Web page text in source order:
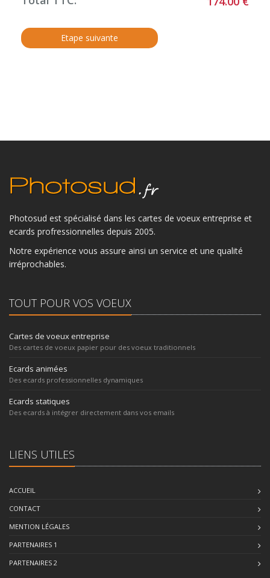
Photosud est spécialisé dans les cartes de voeux entreprise et
ecards profressionnelles depuis 2005.
Notre expérience vous assure ainsi un service et une qualité
irréprochables.
TOUT POUR VOS VOEUX
Cartes de voeux entreprise
Des cartes de voeux papier pour des voeux traditionnels
Ecards animées
Des ecards professionnelles dynamiques
Ecards statiques
Des ecards à intégrer directement dans vos emails
LIENS UTILES
ACCUEIL
CONTACT
MENTION LÉGALES
PARTENAIRES 1
PARTENAIRES 2